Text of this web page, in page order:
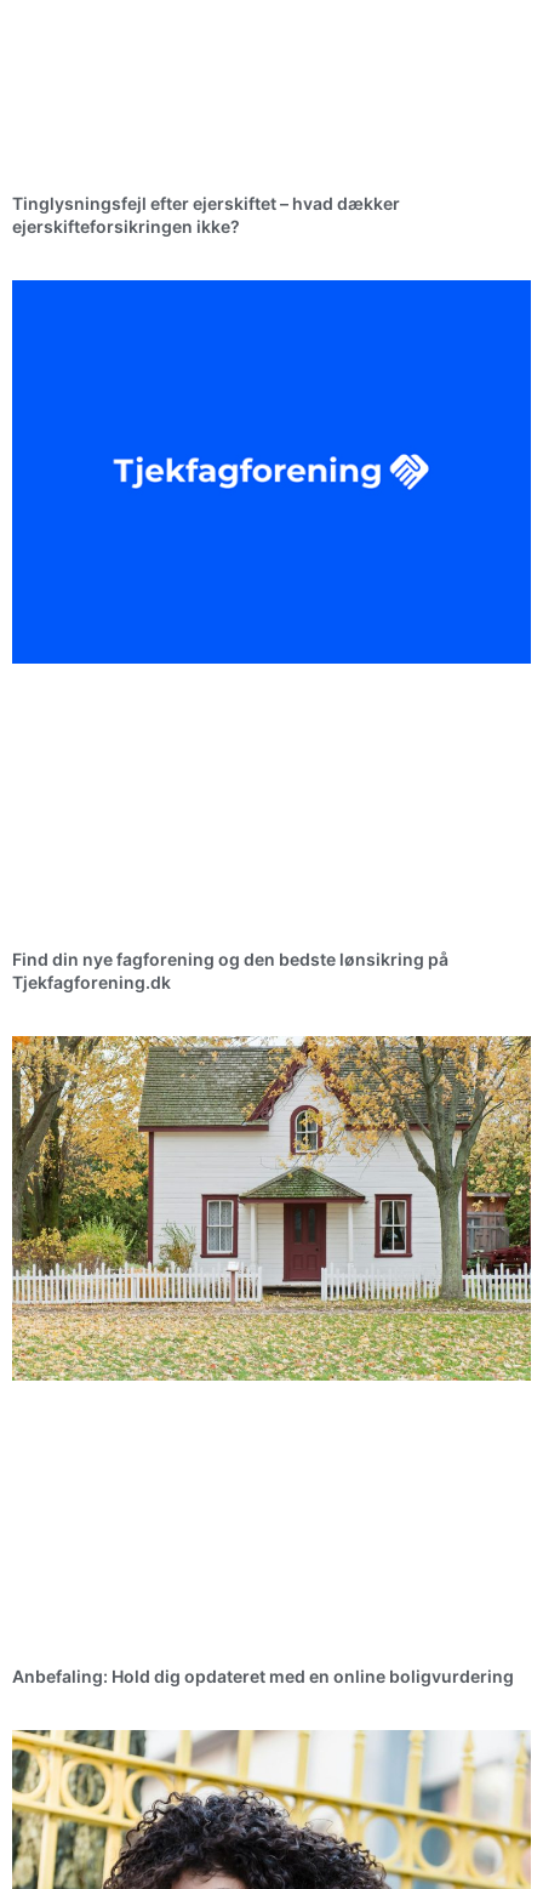
Tinglysningsfejl efter ejerskiftet – hvad dækker
ejerskifteforsikringen ikke?
Find din nye fagforening og den bedste lønsikring på
Tjekfagforening.dk
Anbefaling: Hold dig opdateret med en online boligvurdering